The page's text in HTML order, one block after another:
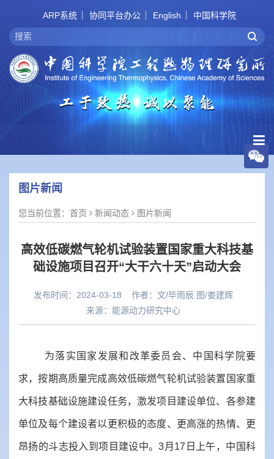
ARP系统 协同平台办公 English 中国科学院
图片新闻
您当前位置： 首页 新闻动态 图片新闻
高效低碳燃气轮机试验装置国家重大科技基
础设施项目召开“大干六十天”启动大会
发布时间：2024-03-18 作者： 文/毕雨辰 图/娄建辉
来源： 能源动力研究中心
为落实国家发展和改革委员会、中国科学院要
求，按期高质量完成高效低碳燃气轮机试验装置国家重
大科技基础设施建设任务，激发项目建设单位、各参建
单位及每个建设者以更积极的态度、更高涨的热情、更
昂扬的斗志投入到项目建设中。3月17日上午，中国科